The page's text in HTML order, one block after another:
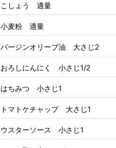
こしょう 適量
小麦粉 適量
バージンオリーブ油 大さじ2
おろしにんにく 小さじ1/2
はちみつ 小さじ1
トマトケチャップ 大さじ1
ウスターソース 小さじ1